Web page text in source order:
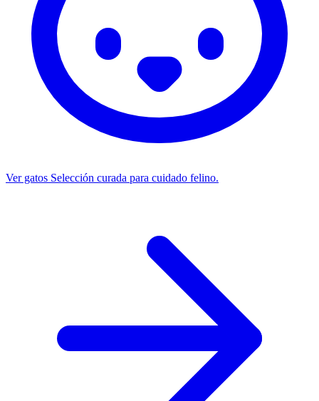
Ver gatos Selección curada para cuidado felino.